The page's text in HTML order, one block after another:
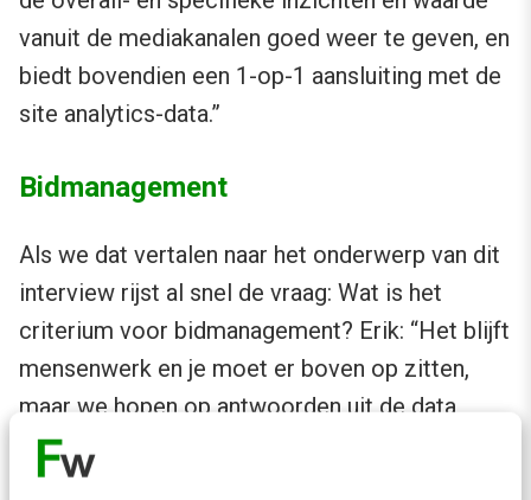
vanuit de mediakanalen goed weer te geven, en
biedt bovendien een 1-op-1 aansluiting met de
site analytics-data.”
Bidmanagement
Als we dat vertalen naar het onderwerp van dit
interview rijst al snel de vraag: Wat is het
criterium voor bidmanagement? Erik: “Het blijft
mensenwerk en je moet er boven op zitten,
maar we hopen op antwoorden uit de data
waarmee we biedingen beter kunnen
optimaliseren en afstemmen, gebaseerd op de